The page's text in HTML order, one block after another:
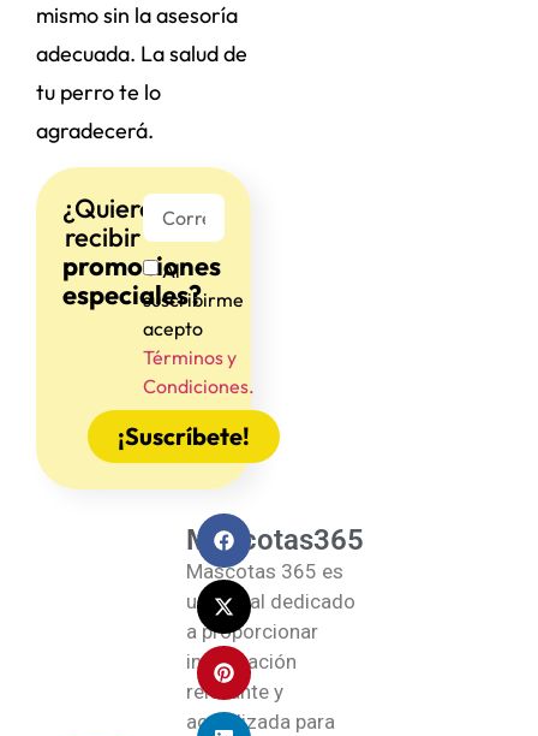
mismo sin la asesoría
adecuada. La salud de
tu perro te lo
agradecerá.
¿Quieres
recibir
promociones
especiales?
Al
suscribirme
acepto
Términos y
Condiciones.
¡Suscríbete!
Mascotas365
Mascotas 365 es
un portal dedicado
a proporcionar
información
relevante y
actualizada para